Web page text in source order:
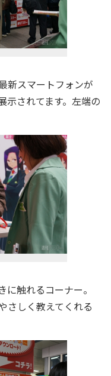
新スマートフォンが
示されてます。左端の
触れるコーナー。
さしく教えてくれる